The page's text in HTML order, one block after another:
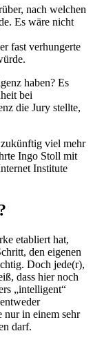
nach welchen
Es wäre nicht
fast verhungerte
haben? Es
bei
die Jury stellte,
viel mehr
Ingo Stoll mit
Institute
etabliert hat,
den eigenen
Doch jede(r),
dass hier noch
„intelligent“
nur in einem sehr
darf.